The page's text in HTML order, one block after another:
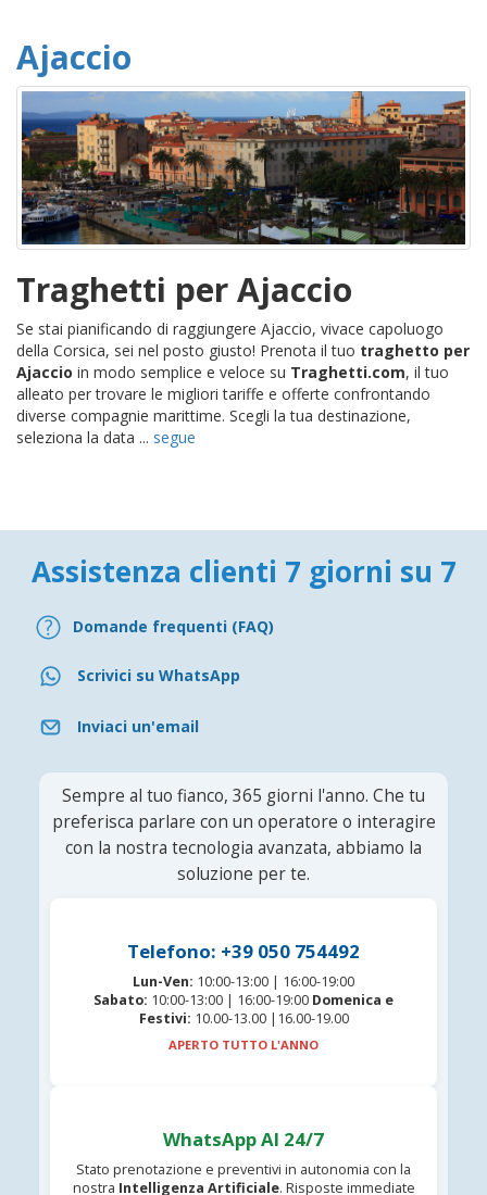
Ajaccio
Traghetti per Ajaccio
Se stai pianificando di raggiungere Ajaccio, vivace capoluogo
della Corsica, sei nel posto giusto! Prenota il tuo traghetto per
Ajaccio in modo semplice e veloce su Traghetti.com, il tuo
alleato per trovare le migliori tariffe e offerte confrontando
diverse compagnie marittime. Scegli la tua destinazione,
seleziona la data ... segue
Assistenza clienti 7 giorni su 7
Domande frequenti (FAQ)
Scrivici su WhatsApp
Inviaci un'email
Sempre al tuo fianco, 365 giorni l'anno. Che tu
preferisca parlare con un operatore o interagire
con la nostra tecnologia avanzata, abbiamo la
soluzione per te.
Telefono: +39 050 754492
Lun-Ven: 10:00-13:00 | 16:00-19:00
Sabato: 10:00-13:00 | 16:00-19:00 Domenica e
Festivi: 10.00-13.00 |16.00-19.00
APERTO TUTTO L'ANNO
WhatsApp AI 24/7
Stato prenotazione e preventivi in autonomia con la
nostra Intelligenza Artificiale. Risposte immediate